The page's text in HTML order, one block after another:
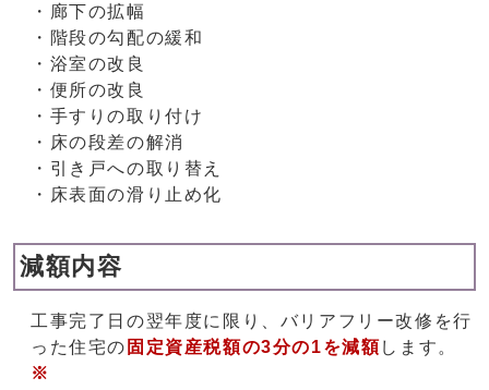
・廊下の拡幅
・階段の勾配の緩和
・浴室の改良
・便所の改良
・手すりの取り付け
・床の段差の解消
・引き戸への取り替え
・床表面の滑り止め化
減額内容
工事完了日の翌年度に限り、バリアフリー改修を行
った住宅の 固定資産税額の3分の1を減額 します。
※